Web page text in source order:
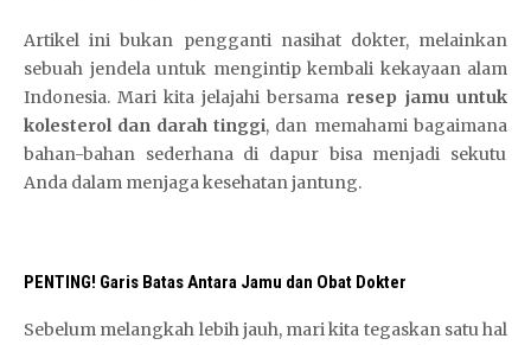
Artikel ini bukan pengganti nasihat dokter, melainkan
sebuah jendela untuk mengintip kembali kekayaan alam
Indonesia. Mari kita jelajahi bersama resep jamu untuk
kolesterol dan darah tinggi, dan memahami bagaimana
bahan-bahan sederhana di dapur bisa menjadi sekutu
Anda dalam menjaga kesehatan jantung.
PENTING! Garis Batas Antara Jamu dan Obat Dokter
Sebelum melangkah lebih jauh, mari kita tegaskan satu hal